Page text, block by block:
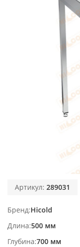
Артикул: 289031
Бренд Hicold
Длина 500 мм
Глубина 700 мм